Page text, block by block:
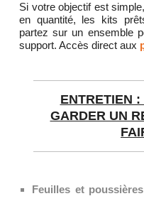
Si votre objectif est
en quantité, les kits
partez sur un ensemble
support. Accès direct aux
ENTRETIEN
GARDER UN
Feuilles et